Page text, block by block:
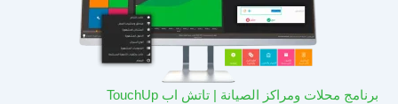
برنامج محلات ومراكز الصيانة | تاتش اب TouchUp